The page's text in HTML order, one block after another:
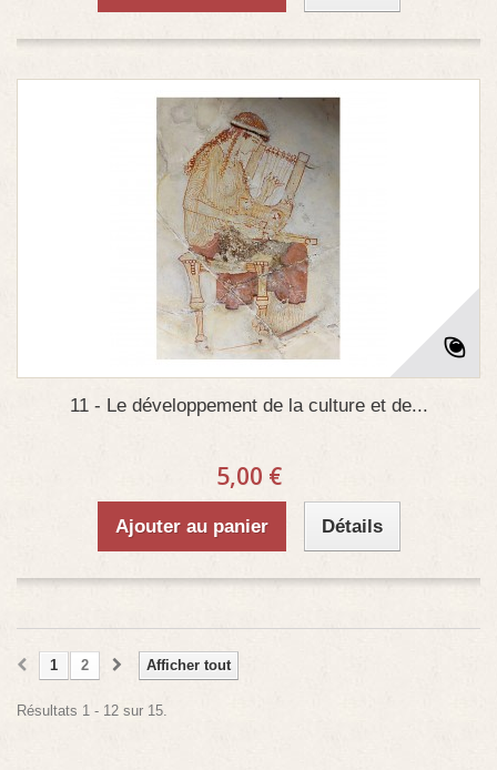
11 - Le développement de la culture et de...
5,00 €
Ajouter au panier Détails
Afficher tout
1 2
Résultats 1 - 12 sur 15.